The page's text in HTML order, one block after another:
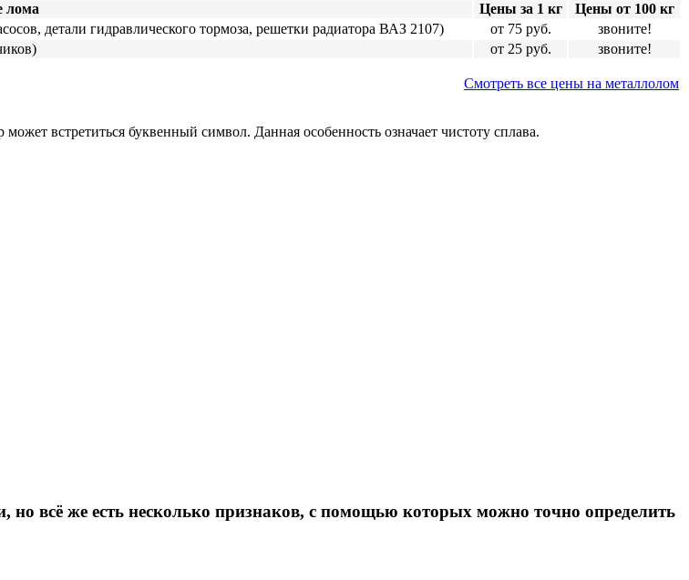
лома
Цены за 1 кг
Цены от 100 кг
детали гидравлического тормоза, решетки радиатора ВАЗ 2107)
от 75 руб.
звоните!
от 25 руб. звоните!
Смотреть все цены на металлолом
встретиться буквенный символ. Данная особенность означает чистоту сплава.
всё же есть несколько признаков, с помощью которых можно точно определить